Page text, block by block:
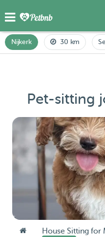
Nijkerk 30 km
Pet-sitting
House Sitting for